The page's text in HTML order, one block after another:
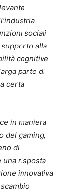
sociali
alla
cognitive
parte di
certa
in maniera
del gaming,
di
una risposta
innovativa